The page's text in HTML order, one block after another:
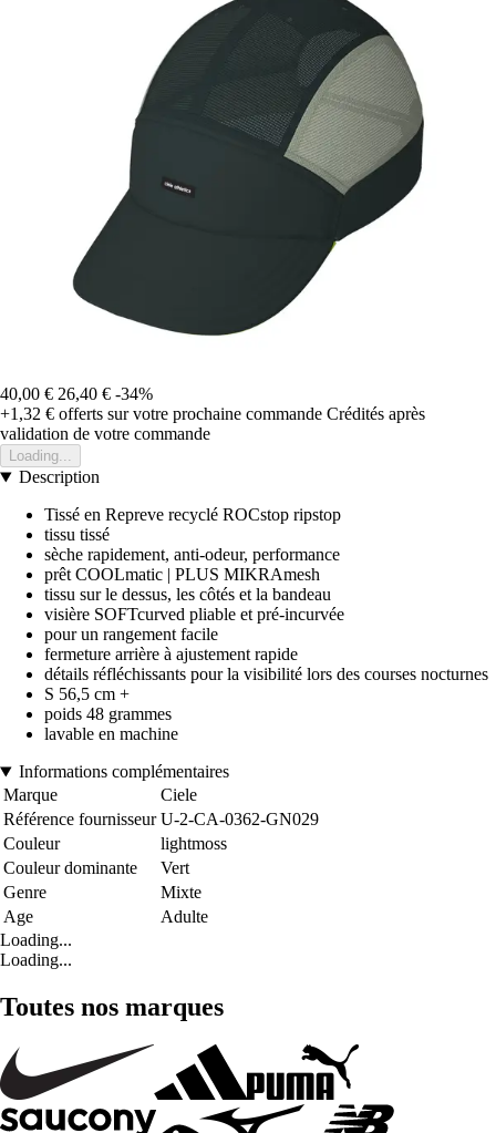
40,00 € 26,40 € -34%
+1,32 € offerts sur votre prochaine commande Crédités après
validation de votre commande
Loading...
Description
Tissé en Repreve recyclé ROCstop ripstop
tissu tissé
sèche rapidement, anti-odeur, performance
prêt COOLmatic | PLUS MIKRAmesh
tissu sur le dessus, les côtés et la bandeau
visière SOFTcurved pliable et pré-incurvée
pour un rangement facile
fermeture arrière à ajustement rapide
détails réfléchissants pour la visibilité lors des courses nocturnes
S 56,5 cm +
poids 48 grammes
lavable en machine
Informations complémentaires
Marque
Ciele
Référence fournisseur U-2-CA-0362-GN029
Couleur
lightmoss
Couleur dominante
Vert
Genre
Mixte
Age
Adulte
Loading...
Loading...
Toutes nos marques